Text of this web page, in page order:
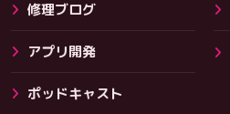
その他サービス
修理ブログ
アプリ開発
ポッドキャスト